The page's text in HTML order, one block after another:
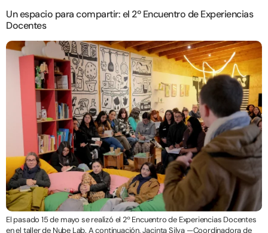
Un espacio para compartir: el 2º Encuentro de Experiencias
Docentes
El pasado 15 de mayo se realizó el 2º Encuentro de Experiencias Docentes
en el taller de Nube Lab. A continuación, Jacinta Silva —Coordinadora de